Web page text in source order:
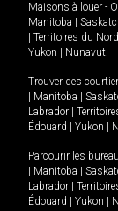
Maisons à louer -
Manitoba
Territoires du
Yukon
Nunavut.
Trouver des
Manitoba
Labrador
Édouard
Yukon
Parcourir les
Manitoba
Labrador
Édouard
Yukon